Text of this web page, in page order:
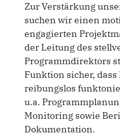
Zur Verstärkung
suchen wir einen
engagierten
der Leitung des
Programmdirektors
Funktion sicher, dass
reibungslos
u.a.
Monitoring sowie
Dokumentation.